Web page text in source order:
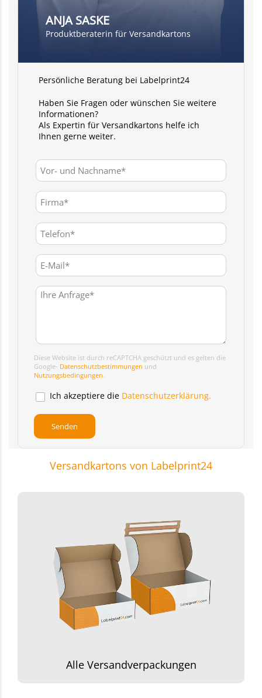
ANJA SASKE
Produktberaterin für Versandkartons
Persönliche Beratung bei Labelprint24
Haben Sie Fragen oder wünschen Sie weitere
Informationen?
Als Expertin für Versandkartons helfe ich
Ihnen gerne weiter.
Diese Website ist durch reCAPTCHA geschützt und es gelten die
Google- Datenschutzbestimmungen und
Nutzungsbedingungen.
Ich akzeptiere die Datenschutzerklärung.
Versandkartons von Labelprint24
Alle Versandverpackungen